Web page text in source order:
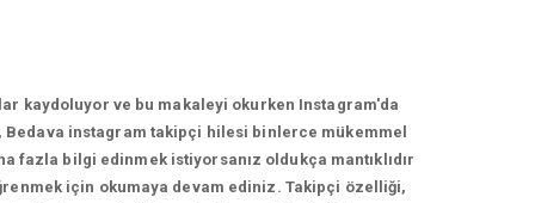
kaydoluyor ve bu makaleyi okurken Instagram'da
instagram takipçi hilesi binlerce mükemmel
fazla bilgi edinmek istiyorsanız oldukça mantıklıdır
için okumaya devam ediniz. Takipçi özelliği,